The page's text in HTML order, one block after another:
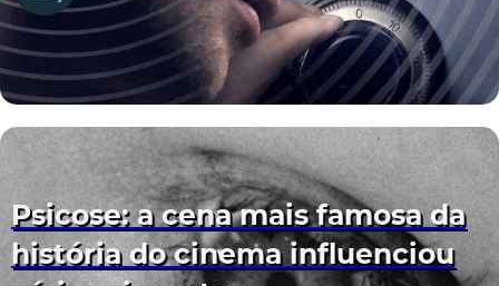
Psicose: a cena mais famosa da
história do cinema influenciou